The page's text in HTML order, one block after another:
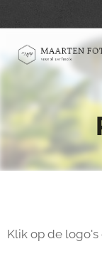
Klik op de logo's